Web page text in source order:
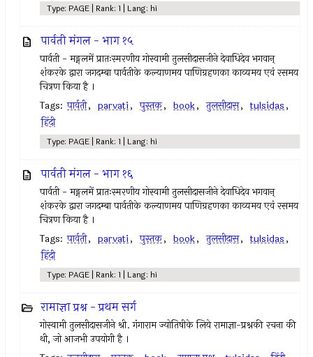
Type: PAGE | Rank: 1 | Lang: hi
पार्वती मंगल - भाग १५
पार्वती - मङ्गलमें प्रातःस्मरणीय गोस्वामी तुलसीदासजीने देवाधिदेव भगवान्
शंकरके द्वारा जगदम्बा पार्वतीके कल्याणमय पाणिग्रहणका काव्यमय एवं रसमय
चित्रण किया है ।
Tags: पार्वती, parvati, पुस्तक, book, तुलसीदास, tulsidas,
हिंदी
Type: PAGE | Rank: 1 | Lang: hi
पार्वती मंगल - भाग १६
पार्वती - मङ्गलमें प्रातःस्मरणीय गोस्वामी तुलसीदासजीने देवाधिदेव भगवान्
शंकरके द्वारा जगदम्बा पार्वतीके कल्याणमय पाणिग्रहणका काव्यमय एवं रसमय
चित्रण किया है ।
Tags: पार्वती, parvati, पुस्तक, book, तुलसीदास, tulsidas,
हिंदी
Type: PAGE | Rank: 1 | Lang: hi
रामाज्ञा प्रश्न - प्रथम सर्ग
गोस्वामी तुलसीदासजीने श्री. गंगाराम ज्योतिषीके लिये रामाज्ञा-प्रश्नकी रचना की
थी, जो आजभी उपयोगी है ।